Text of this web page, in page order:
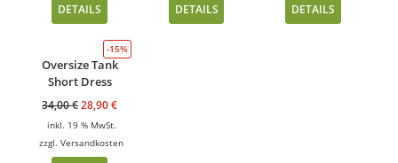
DETAILS DETAILS DETAILS
-15%
Oversize Tank
Short Dress
34,00€28,90€
inkl. 19 % MwSt.
zzgl.Versandkosten